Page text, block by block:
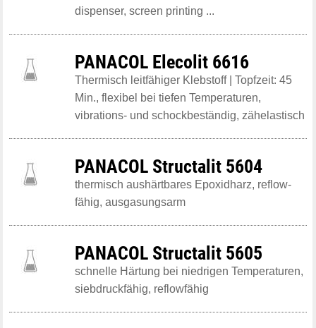
dispenser, screen printing ...
PANACOL Elecolit 6616
Thermisch leitfähiger Klebstoff | Topfzeit: 45
Min., flexibel bei tiefen Temperaturen,
vibrations- und schockbeständig, zähelastisch
PANACOL Structalit 5604
thermisch aushärtbares Epoxidharz, reflow-
fähig, ausgasungsarm
PANACOL Structalit 5605
schnelle Härtung bei niedrigen Temperaturen,
siebdruckfähig, reflowfähig